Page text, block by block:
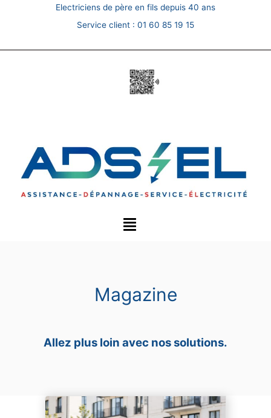
Electriciens de père en fils depuis 40 ans
Service client : 01 60 85 19 15
Magazine
Allez plus loin avec nos solutions.